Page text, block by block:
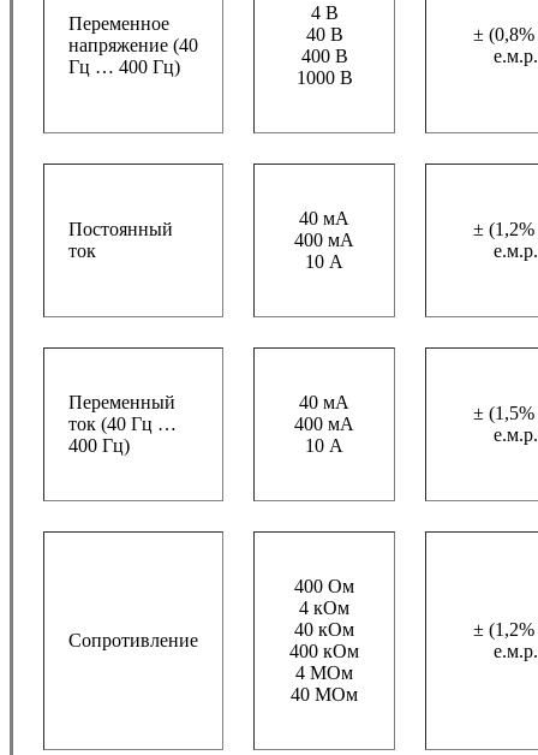
Переменное
напряжение (40
Гц … 400 Гц)
4 В
40 В
400 В
1000 В
± (0,8%
Постоянный
ток
40 мА
400 мА
10 А
± (1,2%
Переменный
ток (40 Гц …
400 Гц)
40 мА
400 мА
10 А
± (1,5%
Сопротивление
400 Ом
4 кОм
40 кОм
400 кОм
4 МОм
40 МОм
± (1,2%